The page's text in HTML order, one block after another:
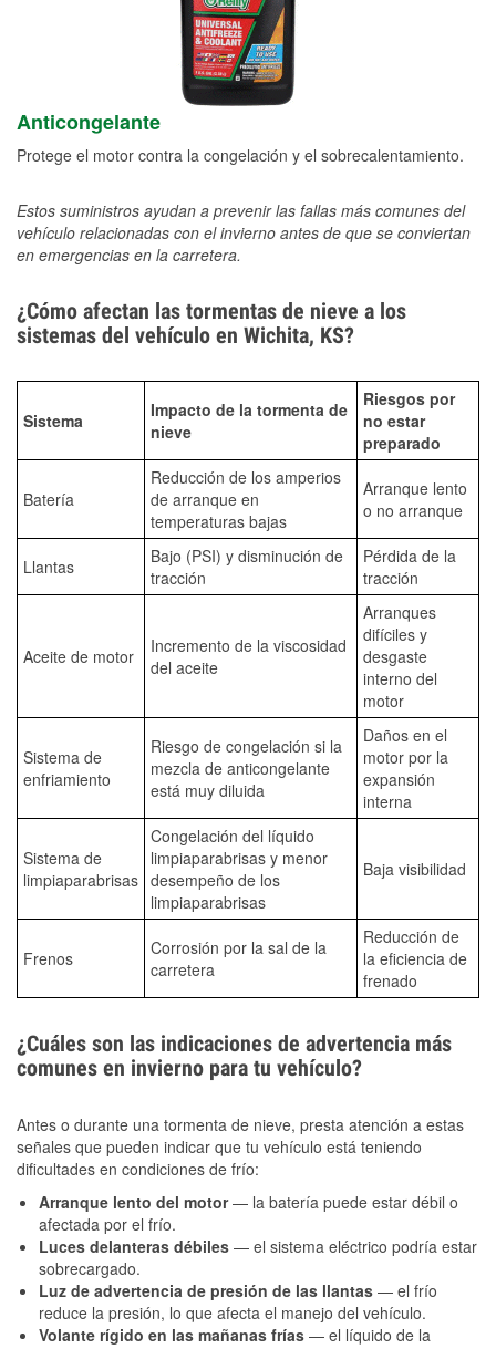
Anticongelante
Protege el motor contra la congelación y el sobrecalentamiento.
Estos suministros ayudan a prevenir las fallas más comunes del
vehículo relacionadas con el invierno antes de que se conviertan
en emergencias en la carretera.
¿Cómo afectan las tormentas de nieve a los
sistemas del vehículo en Wichita, KS?
Sistema
Impacto de la tormenta de
nieve
Riesgos por
no estar
preparado
Batería
Reducción de los amperios
de arranque en
temperaturas bajas
Arranque lento
o no arranque
Llantas
Bajo (PSI) y disminución de
tracción
Pérdida de la
tracción
Aceite de motor
Incremento de la viscosidad
del aceite
Arranques
difíciles y
desgaste
interno del
motor
Sistema de
enfriamiento
Riesgo de congelación si la
mezcla de anticongelante
está muy diluida
Daños en el
motor por la
expansión
interna
Sistema de
limpiaparabrisas
Congelación del líquido
limpiaparabrisas y menor
desempeño de los
limpiaparabrisas
Baja visibilidad
Frenos
Corrosión por la sal de la
carretera
Reducción de
la eficiencia de
frenado
¿Cuáles son las indicaciones de advertencia más
comunes en invierno para tu vehículo?
Antes o durante una tormenta de nieve, presta atención a estas
señales que pueden indicar que tu vehículo está teniendo
dificultades en condiciones de frío:
Arranque lento del motor— la batería puede estar débil o
afectada por el frío.
Luces delanteras débiles — el sistema eléctrico podría estar
sobrecargado.
Luz de advertencia de presión de las llantas — el frío
reduce la presión, lo que afecta el manejo del vehículo.
Volante rígido en las mañanas frías — el líquido de la